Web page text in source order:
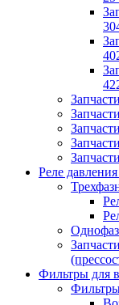
Реле
Фильтры для